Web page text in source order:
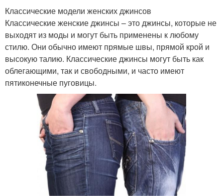
Классические модели женских джинсов
Классические женские джинсы – это джинсы, которые не
выходят из моды и могут быть применены к любому
стилю. Они обычно имеют прямые швы, прямой крой и
высокую талию. Классические джинсы могут быть как
облегающими, так и свободными, и часто имеют
пятиконечные пуговицы.